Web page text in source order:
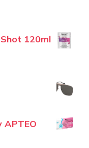
120ml
APTEO